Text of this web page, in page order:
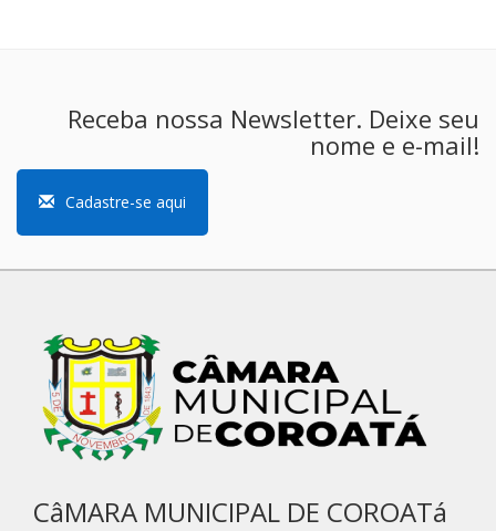
Receba nossa Newsletter. Deixe seu
nome e e-mail!
Cadastre-se aqui
CâMARA MUNICIPAL DE COROATá